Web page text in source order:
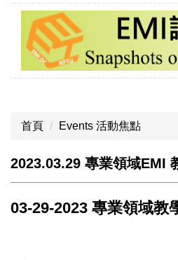
首頁 Events 活動焦點
2023.03.29 專業領域EMI
03-29-2023 專業領域教